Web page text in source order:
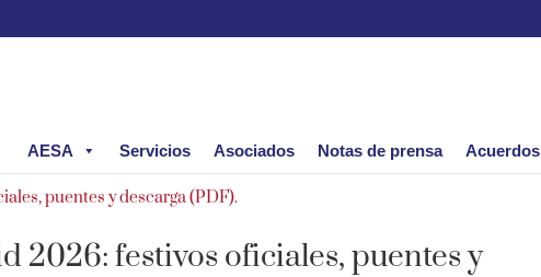
AESA Servicios Asociados Notas de prensa Acuerdos
2026: festivos oficiales, puentes y